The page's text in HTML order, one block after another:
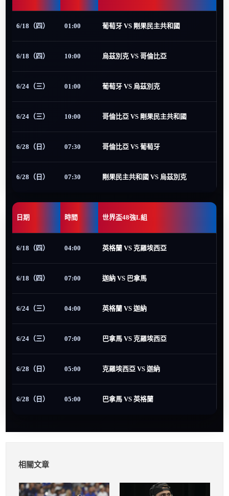
6/18（四） 01:00 葡萄牙 VS 剛果民主共和國
6/18（四） 10:00 烏茲別克 VS 哥倫比亞
6/24（三） 01:00 葡萄牙 VS 烏茲別克
6/24（三） 10:00 哥倫比亞 VS 剛果民主共和國
6/28（日） 07:30 哥倫比亞 VS 葡萄牙
6/28（日） 07:30 剛果民主共和國 VS 烏茲別克
日期 時間 世界盃48強L組
6/18（四） 04:00 英格蘭 VS 克羅埃西亞
6/18（四） 07:00 迦納 VS 巴拿馬
6/24（三） 04:00 英格蘭 VS 迦納
6/24（三） 07:00 巴拿馬 VS 克羅埃西亞
6/28（日） 05:00 克羅埃西亞 VS 迦納
6/28（日） 05:00 巴拿馬 VS 英格蘭
相關文章